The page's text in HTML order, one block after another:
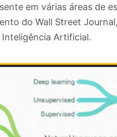
em várias áreas de
do Wall Street
Artificial.